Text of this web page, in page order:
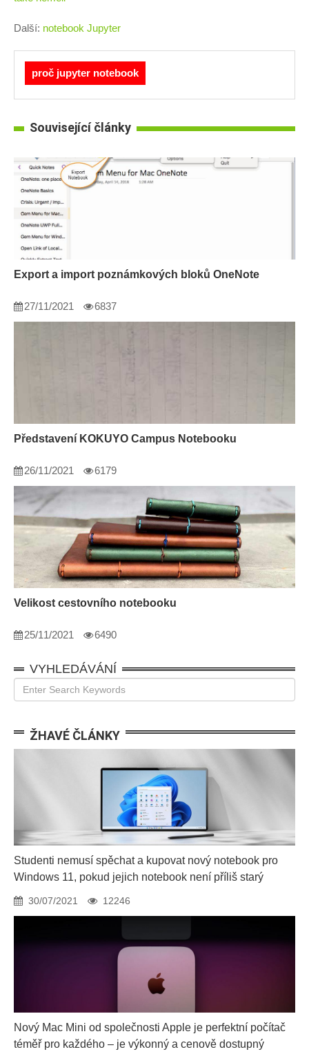
Další: notebook Jupyter
proč jupyter notebook
Související články
Export a import poznámkových bloků OneNote
27/11/2021 6837
Představení KOKUYO Campus Notebooku
26/11/2021 6179
Velikost cestovního notebooku
25/11/2021 6490
VYHLEDÁVÁNÍ
ŽHAVÉ ČLÁNKY
Studenti nemusí spěchat a kupovat nový notebook pro
Windows 11, pokud jejich notebook není příliš starý
30/07/2021 12246
Nový Mac Mini od společnosti Apple je perfektní počítač
téměř pro každého – je výkonný a cenově dostupný